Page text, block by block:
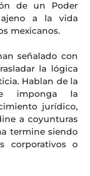
de un Poder
a la vida
mexicanos.
señalado con
la lógica
Hablan de la
imponga la
jurídico,
a coyunturas
termine siendo
corporativos o